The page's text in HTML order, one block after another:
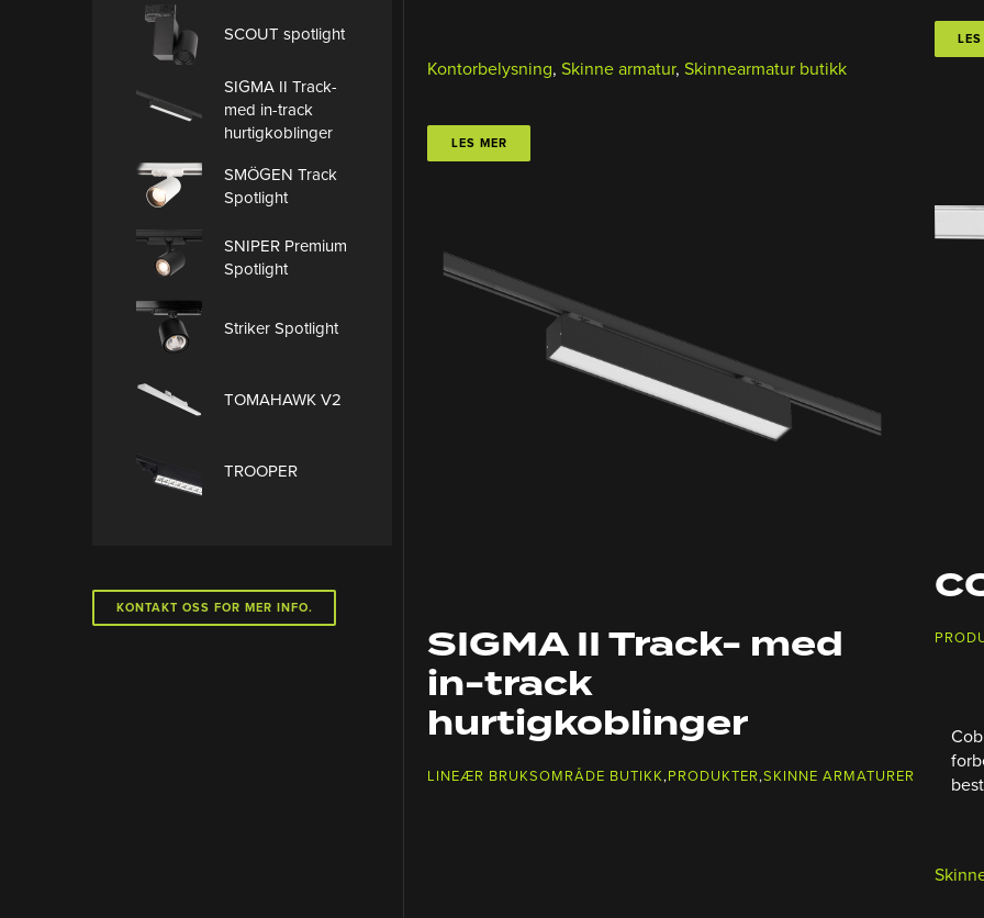
Kontorbelysning, Skinne armatur, Skinnearmatur butikk
LES MER
SIGMA II Track- med
in-track
hurtigkoblinger
LINEÆR BRUKSOMRÅDE BUTIKK,PRODUKTER,SKINNE ARMATURER
SCOUT spotlight
SIGMA II Track-
med in-track
hurtigkoblinger
SMÖGEN Track
Spotlight
SNIPER Premium
Spotlight
Striker Spotlight
TOMAHAWK V2
TROOPER
KONTAKT OSS FOR MER INFO.